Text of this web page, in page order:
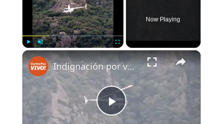
Unmute
Now Playing
×
P
Indignación por vuelos ilegales en la Quebrada del Condorito